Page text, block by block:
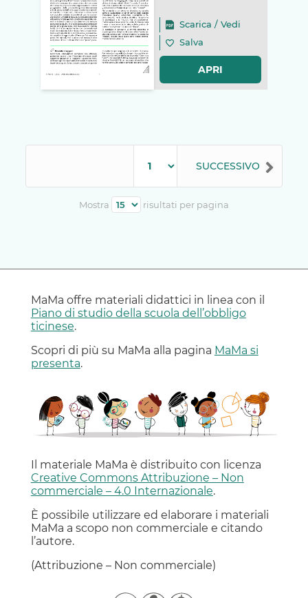
Scarica / Vedi
Salva
APRI
SUCCESSIVO
Mostra risultati per pagina
MaMa offre materiali didattici in linea con il
Piano di studio della scuola dell’obbligo
ticinese.
Scopri di più su MaMa alla pagina MaMa si
presenta.
Il materiale MaMa è distribuito con licenza
Creative Commons Attribuzione – Non
commerciale – 4.0 Internazionale.
È possibile utilizzare ed elaborare i materiali
MaMa a scopo non commerciale e citando
l’autore.
(Attribuzione – Non commerciale)